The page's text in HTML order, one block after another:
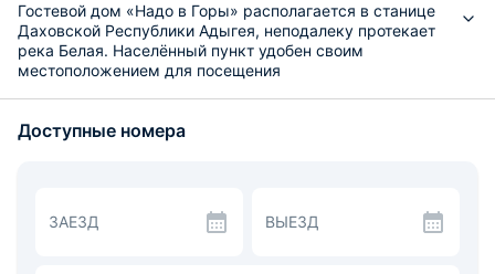
Гостевой дом «Надо в Горы» располагается в станице
Даховской Республики Адыгея, неподалеку протекает
река Белая. Населённый пункт удобен своим
местоположением для посещения
предлагается в современных уютных домиках,
техника, спальные места и душ.
Есть мини-кухня с необходимыми приборами.
Доступные номера
ЗАЕЗД ВЫЕЗД